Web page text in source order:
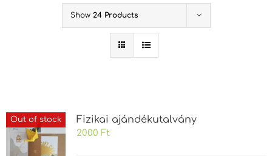
Show 24 Products
Out of stock Fizikai ajándékutalvány
2000 Ft